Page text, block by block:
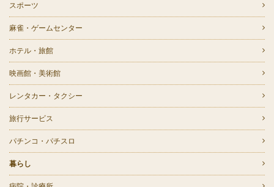
スポーツ
麻雀・ゲームセンター
ホテル・旅館
映画館・美術館
レンタカー・タクシー
旅行サービス
パチンコ・パチスロ
暮らし